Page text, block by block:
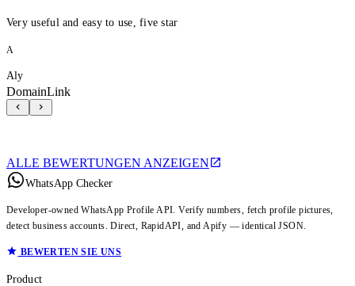
Very useful and easy to use, five star
A
Aly
DomainLink
ALLE BEWERTUNGEN ANZEIGEN
WhatsApp Checker
Developer-owned WhatsApp Profile API. Verify numbers, fetch profile pictures,
detect business accounts. Direct, RapidAPI, and Apify — identical JSON.
BEWERTEN SIE UNS
Product